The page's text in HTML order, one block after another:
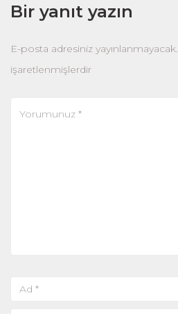
Bir yanıt yazın
E-posta adresiniz yayınlanmayacak.
işaretlenmişlerdir